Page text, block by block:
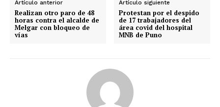
Artículo anterior
Realizan otro paro de 48
horas contra el alcalde de
Melgar con bloqueo de
vías
Artículo siguiente
Protestan por el despido
de 17 trabajadores del
área covid del hospital
MNB de Puno